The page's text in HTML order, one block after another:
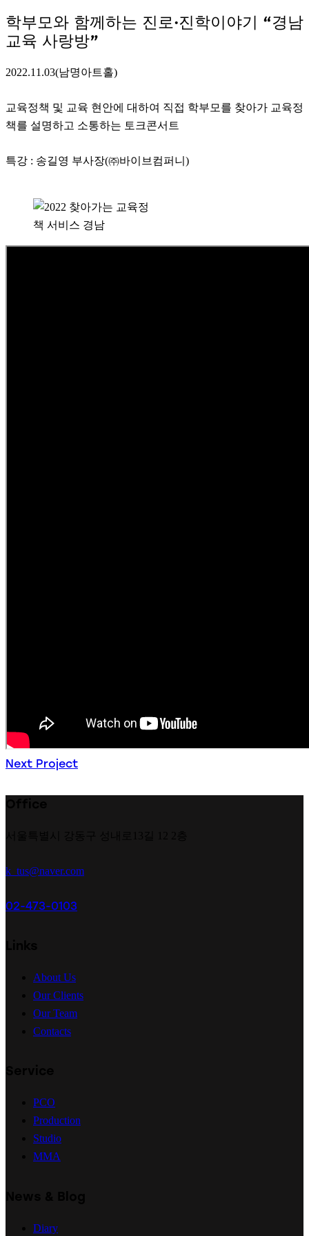
학부모와 함께하는 진로·진학이야기 “경남
교육 사랑방”
2022.11.03(남명아트홀)
교육정책 및 교육 현안에 대하여 직접 학부모를 찾아가 교육정
책를 설명하고 소통하는 토크콘서트
특강 : 송길영 부사장(㈜바이브컴퍼니)
글
탐
Next Project
k_tus@naver.com
02-473-0103
About Us
Our Clients
Our Team
Contacts
PCO
Production
Studio
MMA
Diary